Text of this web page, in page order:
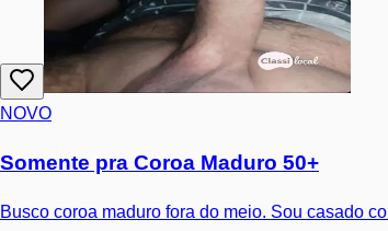
NOVO
Somente pra Coroa Maduro 50+
Busco coroa maduro fora do meio. Sou casado